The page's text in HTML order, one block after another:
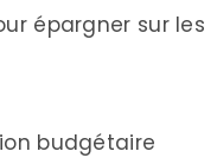
épargner sur les
budgétaire